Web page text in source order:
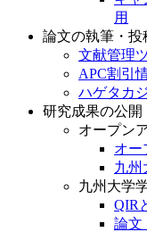
用
論文の執筆・投
文献管理
APC割引
ハゲタカ
研究成果の公開
オープン
オー
九州
九州大学
QIR
論文